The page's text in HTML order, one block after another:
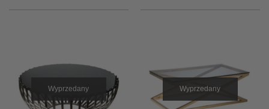
Wyprzedany Wyprzedany